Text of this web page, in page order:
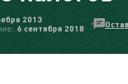
2013
6 сентября 2018